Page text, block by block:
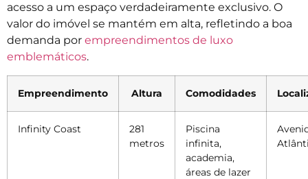
acesso a um espaço verdadeiramente exclusivo. O
valor do imóvel se mantém em alta, refletindo a boa
demanda por empreendimentos de luxo
emblemáticos.
Empreendimento Altura Comodidades
Infinity Coast
281
metros
Piscina
infinita,
academia,
áreas de lazer